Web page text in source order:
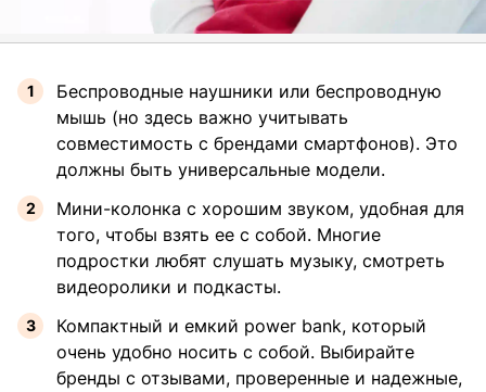
Беспроводные наушники или беспроводную
мышь (но здесь важно учитывать
совместимость с брендами смартфонов). Это
должны быть универсальные модели.
Мини-колонка с хорошим звуком, удобная для
того, чтобы взять ее с собой. Многие
подростки любят слушать музыку, смотреть
видеоролики и подкасты.
Компактный и емкий power bank, который
очень удобно носить с собой. Выбирайте
бренды с отзывами, проверенные и надежные,